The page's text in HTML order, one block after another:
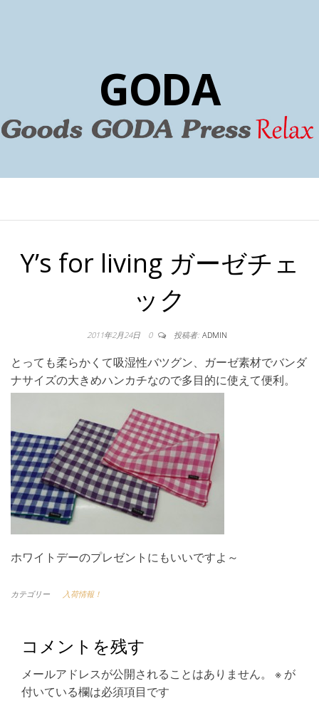
GODA
Y’s for living ガーゼチェ
ック
2011年2月24日 0 投稿者: ADMIN
とっても柔らかくて吸湿性バツグン、ガーゼ素材でバンダ
ナサイズの大きめハンカチなので多目的に使えて便利。
ホワイトデーのプレゼントにもいいですよ～
カテゴリー 入荷情報！
コメントを残す
メールアドレスが公開されることはありません。 ※ が
付いている欄は必須項目です